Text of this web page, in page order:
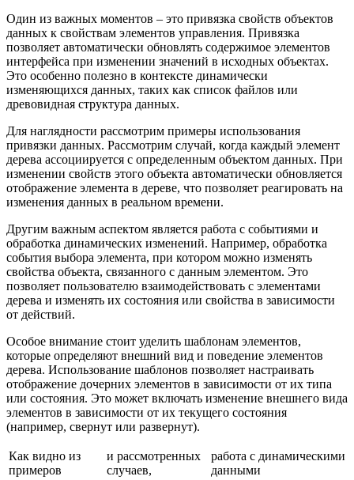
Один из важных моментов – это привязка свойств объектов
данных к свойствам элементов управления. Привязка
позволяет автоматически обновлять содержимое элементов
интерфейса при изменении значений в исходных объектах.
Это особенно полезно в контексте динамически
изменяющихся данных, таких как список файлов или
древовидная структура данных.
Для наглядности рассмотрим примеры использования
привязки данных. Рассмотрим случай, когда каждый элемент
дерева ассоциируется с определенным объектом данных. При
изменении свойств этого объекта автоматически обновляется
отображение элемента в дереве, что позволяет реагировать на
изменения данных в реальном времени.
Другим важным аспектом является работа с событиями и
обработка динамических изменений. Например, обработка
события выбора элемента, при котором можно изменять
свойства объекта, связанного с данным элементом. Это
позволяет пользователю взаимодействовать с элементами
дерева и изменять их состояния или свойства в зависимости
от действий.
Особое внимание стоит уделить шаблонам элементов,
которые определяют внешний вид и поведение элементов
дерева. Использование шаблонов позволяет настраивать
отображение дочерних элементов в зависимости от их типа
или состояния. Это может включать изменение внешнего вида
элементов в зависимости от их текущего состояния
(например, свернут или развернут).
Как видно из
примеров
и рассмотренных
случаев,
работа с динамическими
данными